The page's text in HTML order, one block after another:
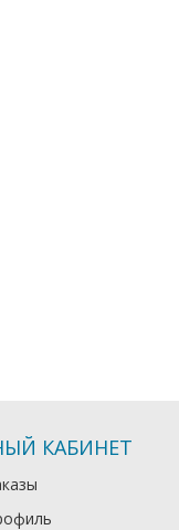
КАБИНЕТ